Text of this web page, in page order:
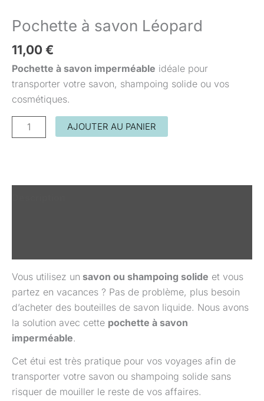
Pochette à savon Léopard
11,00 €
Pochette à savon imperméable idéale pour
transporter votre savon, shampoing solide ou vos
cosmétiques.
AJOUTER AU PANIER
Vous utilisez un savon ou shampoing solide et vous
partez en vacances ? Pas de problème, plus besoin
d’acheter des bouteilles de savon liquide. Nous avons
la solution avec cette pochette à savon
imperméable.
Cet étui est très pratique pour vos voyages afin de
transporter votre savon ou shampoing solide sans
risquer de mouiller le reste de vos affaires.